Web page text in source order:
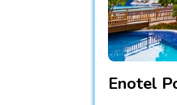
Enotel